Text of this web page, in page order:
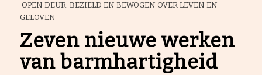
OPEN DEUR. BEZIELD EN BEWOGEN OVER LEVEN EN
GELOVEN
Zeven nieuwe werken
van barmhartigheid